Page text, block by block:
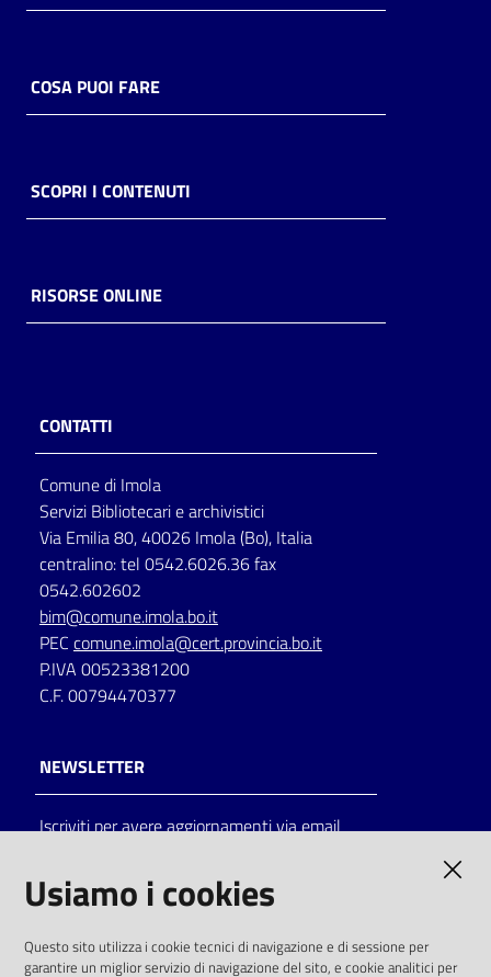
COSA PUOI FARE
SCOPRI I CONTENUTI
RISORSE ONLINE
CONTATTI
Comune di Imola
Servizi Bibliotecari e archivistici
Via Emilia 80, 40026 Imola (Bo), Italia
centralino: tel 0542.6026.36 fax
0542.602602
bim@comune.imola.bo.it
PEC comune.imola@cert.provincia.bo.it
P.IVA 00523381200
C.F. 00794470377
NEWSLETTER
Iscriviti per avere aggiornamenti via email
solo alle condizioni previste dalla direttiva
Usiamo i cookies
Questo sito utilizza i cookie tecnici di navigazione e di sessione per
garantire un miglior servizio di navigazione del sito, e cookie analitici per